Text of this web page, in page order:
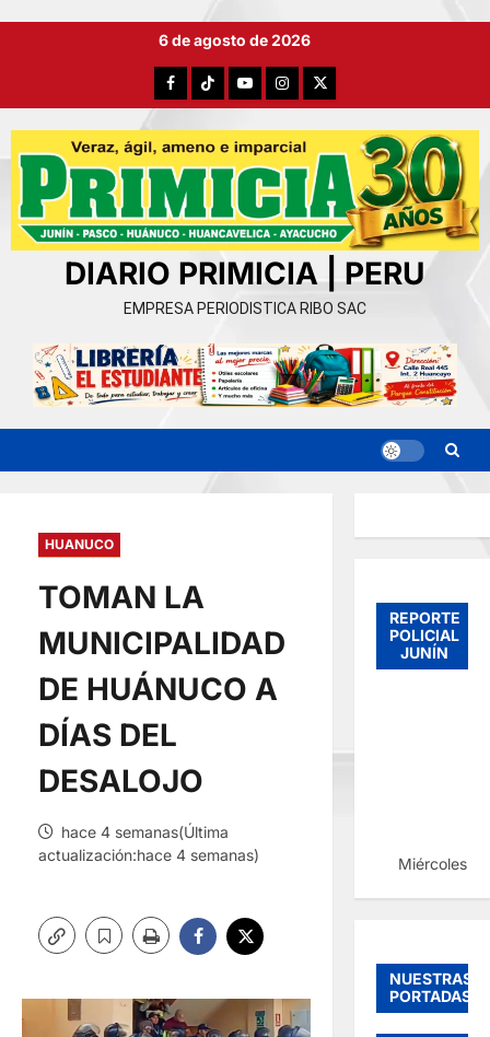
6 de agosto de 2026
FacebookTikTokYouTubeInstagram
X
DIARIO PRIMICIA | PERU
EMPRESA PERIODISTICA RIBO SAC
HUANUCO
TOMAN LA
MUNICIPALIDAD
DE HUÁNUCO A
DÍAS DEL
DESALOJO
hace 4 semanas(Última
actualización:hace 4 semanas)
REPORTE
POLICIAL
JUNÍN
Miércoles,
NUESTRAS
PORTADAS